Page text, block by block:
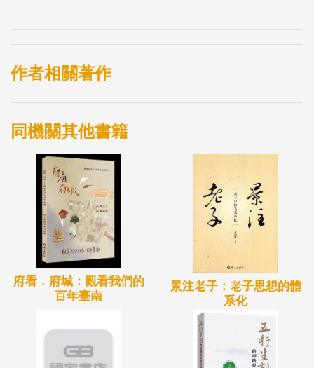
作者相關著作
同機關其他書籍
府看．府城：觀看我們的
百年臺南
景注老子：老子思想的體
系化